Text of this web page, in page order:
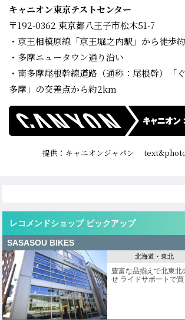
キャニオン東京テストセンター
〒192-0362 東京都八王子市松木51-7
・京王相模原線「京王堀之内駅」から徒歩
・多摩ニュータウン通り沿い
・南多摩尾根幹線道路（通称：尾根幹）「
多摩」の交差点から約2km
提供：キャニオンジャパン
レコメンドショップ ピックアップ
SASASOU BIKES
北海道・東北
豊富な品揃えで北東
せ ライドサポートで